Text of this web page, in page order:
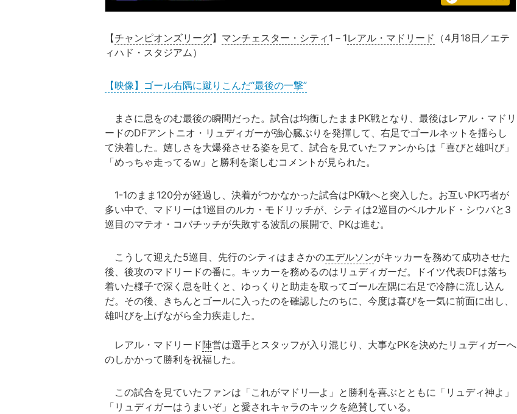
【チャンピオンズリーグ】 マンチェスター・シティ 1－1レアル・マドリード （4月18日／エテ
ィハド・スタジアム）
【映像】ゴール右隅に蹴りこんだ“最後の一撃”
まさに息をのむ最後の瞬間だった。試合は均衡したままPK戦となり、最後はレアル・マドリ
ードのDFアントニオ・リュディガーが強心臓ぶりを発揮して、右足でゴールネットを揺らし
て決着した。嬉しさを大爆発させる姿を見て、試合を見ていたファンからは「喜びと雄叫び」
「めっちゃ走ってるw」と勝利を楽しむコメントが見られた。
1-1のまま120分が経過し、決着がつかなかった試合はPK戦へと突入した。お互いPK巧者が
多い中で、マドリーは1巡目のルカ・モドリッチが、シティは2巡目のベルナルド・シウバと3
巡目のマテオ・コバチッチが失敗する波乱の展開で、PKは進む。
こうして迎えた5巡目、先行のシティはまさかのエデルソンがキッカーを務めて成功させた
後、後攻のマドリードの番に。キッカーを務めるのはリュディガーだ。ドイツ代表DFは落ち
着いた様子で深く息を吐くと、ゆっくりと助走を取ってゴール左隅に右足で冷静に流し込ん
だ。その後、きちんとゴールに入ったのを確認したのちに、今度は喜びを一気に前面に出し、
雄叫びを上げながら全力疾走した。
レアル・マドリード陣営は選手とスタッフが入り混じり、大事なPKを決めたリュディガーへ
のしかかって勝利を祝福した。
この試合を見ていたファンは「これがマドリ―よ」と勝利を喜ぶとともに「リュディ神よ」
「リュディガーはうまいぞ」と愛されキャラのキックを絶賛している。